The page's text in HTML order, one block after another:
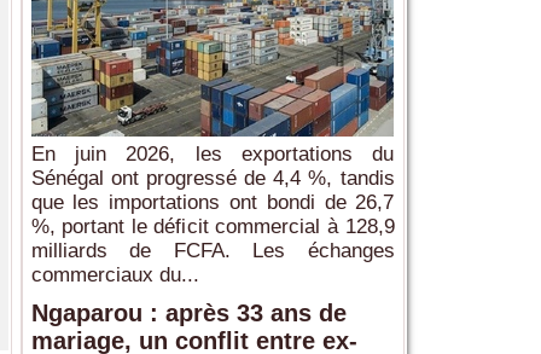
En juin 2026, les exportations du
Sénégal ont progressé de 4,4 %, tandis
que les importations ont bondi de 26,7
%, portant le déficit commercial à 128,9
milliards de FCFA. Les échanges
commerciaux du...
Ngaparou : après 33 ans de
mariage, un conflit entre ex-